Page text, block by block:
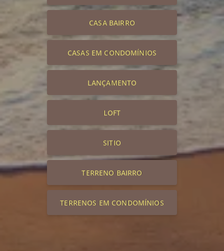
CASA BAIRRO
CASAS EM CONDOMÍNIOS
LANÇAMENTO
LOFT
SITIO
TERRENO BAIRRO
TERRENOS EM CONDOMÍNIOS